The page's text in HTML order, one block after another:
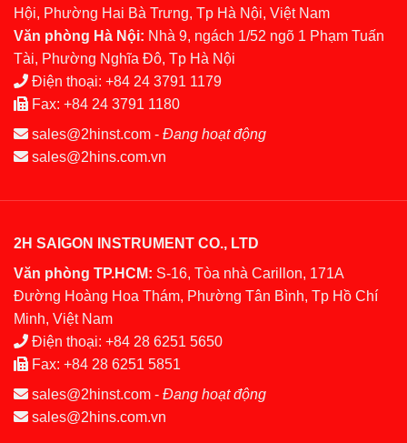
Hội, Phường Hai Bà Trưng, Tp Hà Nội, Việt Nam
Văn phòng Hà Nội: Nhà 9, ngách 1/52 ngõ 1 Phạm Tuấn
Tài, Phường Nghĩa Đô, Tp Hà Nội
Điện thoại: +84 24 3791 1179
Fax: +84 24 3791 1180
sales@2hinst.com - Đang hoạt động
sales@2hins.com.vn
2H SAIGON INSTRUMENT CO., LTD
Văn phòng TP.HCM: S-16, Tòa nhà Carillon, 171A
Đường Hoàng Hoa Thám, Phường Tân Bình, Tp Hồ Chí
Minh, Việt Nam
Điện thoại: +84 28 6251 5650
Fax: +84 28 6251 5851
sales@2hinst.com - Đang hoạt động
sales@2hins.com.vn